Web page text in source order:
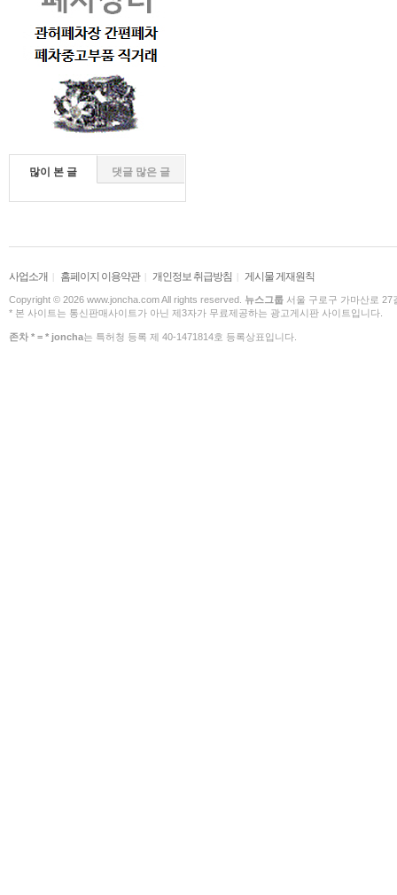
많이 본 글 댓글 많은 글
사업소개 | 홈페이지 이용약관| 개인정보 취급방침 | 게시물 게재원칙
Copyright © 2026 www.joncha.com All rights reserved. 뉴스그룹 서울 구로구 가마산로
* 본 사이트는 통신판매사이트가 아닌 제3자가 무료제공하는 광고게시판 사이트입니다.
존차 * = * joncha는 특허청 등록 제 40-1471814호 등록상표입니다.